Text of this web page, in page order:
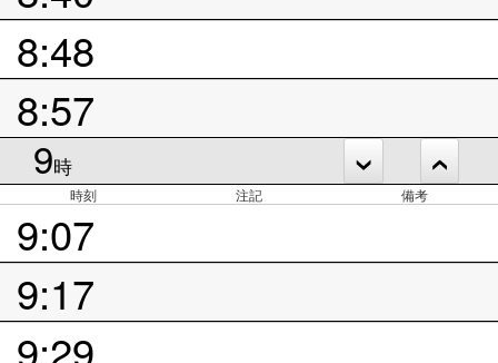
8:48
8:57
9時
時刻 注記 備考
9:07
9:17
9:29